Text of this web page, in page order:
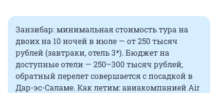
Занзибар: минимальная стоимость тура на
двоих на 10 ночей в июле — от 250 тысяч
рублей (завтраки, отель 3*). Бюджет на
доступные отели — 250–300 тысяч рублей,
обратный перелет совершается с посадкой в
Дар-эс-Саламе. Как летим: авиакомпанией Air